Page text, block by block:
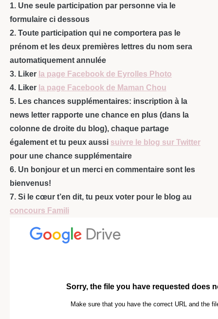
1. Une seule participation par personne via le
formulaire ci dessous
2. Toute participation qui ne comportera pas le
prénom et les deux premières lettres du nom sera
automatiquement annulée
3. Liker la page Facebook de Eyrolles Photo
4. Liker la page Facebook de Maman Chou
5. Les chances supplémentaires: inscription à la
news letter rapporte une chance en plus (dans la
colonne de droite du blog), chaque partage
également et tu peux aussi suivre le blog sur Twitter
pour une chance supplémentaire
6. Un bonjour et un merci en commentaire sont les
bienvenus!
7. Si le cœur t’en dit, tu peux voter pour le blog au
concours Famili